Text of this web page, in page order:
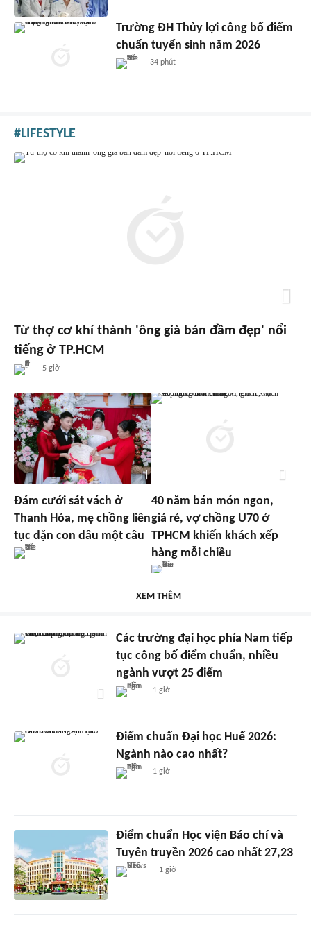
Trường ĐH Thủy lợi công bố điểm
chuẩn tuyển sinh năm 2026
34 phút
LIFESTYLE
Từ thợ cơ khí thành 'ông già bán đầm đẹp' nổi
tiếng ở TP.HCM
5 giờ
Đám cưới sát vách ở
Thanh Hóa, mẹ chồng liên
tục dặn con dâu một câu
40 năm bán món ngon,
giá rẻ, vợ chồng U70 ở
TPHCM khiến khách xếp
hàng mỗi chiều
XEM THÊM
Các trường đại học phía Nam tiếp
tục công bố điểm chuẩn, nhiều
ngành vượt 25 điểm
1 giờ
Điểm chuẩn Đại học Huế 2026:
Ngành nào cao nhất?
1 giờ
Điểm chuẩn Học viện Báo chí và
Tuyên truyền 2026 cao nhất 27,23
1 giờ